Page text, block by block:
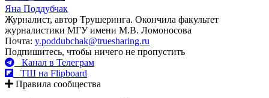
Яна Поддубчак
Журналист, автор Трушеринга. Окончила факультет
журналистики МГУ имени М.В. Ломоносова
Почта: y.poddubchak@truesharing.ru
Подпишитесь, чтобы ничего не пропустить
Канал в Телеграм
ТШ на Flipboard
Правила сообщества